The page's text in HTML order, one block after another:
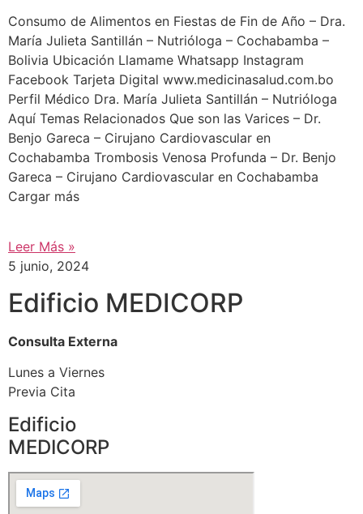
Consumo de Alimentos en Fiestas de Fin de Año – Dra.
María Julieta Santillán – Nutrióloga – Cochabamba –
Bolivia Ubicación Llamame Whatsapp Instagram
Facebook Tarjeta Digital www.medicinasalud.com.bo
Perfil Médico Dra. María Julieta Santillán – Nutrióloga
Aquí Temas Relacionados Que son las Varices – Dr.
Benjo Gareca – Cirujano Cardiovascular en
Cochabamba Trombosis Venosa Profunda – Dr. Benjo
Gareca – Cirujano Cardiovascular en Cochabamba
Cargar más
Leer Más »
5 junio, 2024
Edificio MEDICORP
Consulta Externa
Lunes a Viernes
Previa Cita
Edificio
MEDICORP